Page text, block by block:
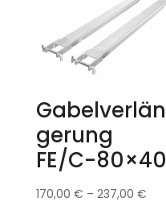
Gabelverlän
gerung
FE/C-80×40
170,00 € – 237,00 €